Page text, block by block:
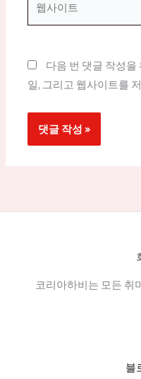
다음 번 댓글 작성을
일, 그리고 웹사이트를
코리아하비는 모든 취
블